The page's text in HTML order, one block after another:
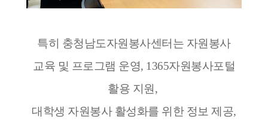
특히 충청남도자원봉사센터는 자원봉사
교육 및 프로그램 운영, 1365자원봉사포털
활용 지원,
대학생 자원봉사 활성화를 위한 정보 제공,